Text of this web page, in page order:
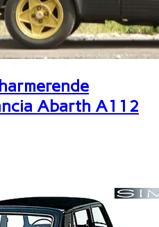
Abarth A112